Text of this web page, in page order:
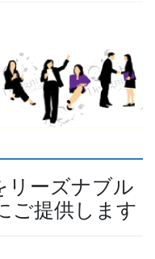
リーズナブル
ご提供します